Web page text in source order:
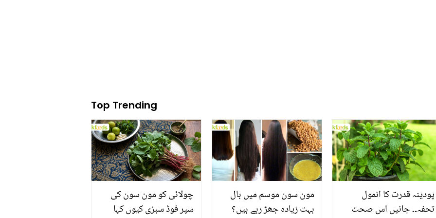
Top Trending
چولائی کو مون سون کی
سپر فوڈ سبزی کیوں کہا
مون سون موسم میں بال
بہت زیادہ جھڑ رہے ہیں؟
پودینہ قدرت کا انمول
تحفہ۔۔ جانیں اس صحت